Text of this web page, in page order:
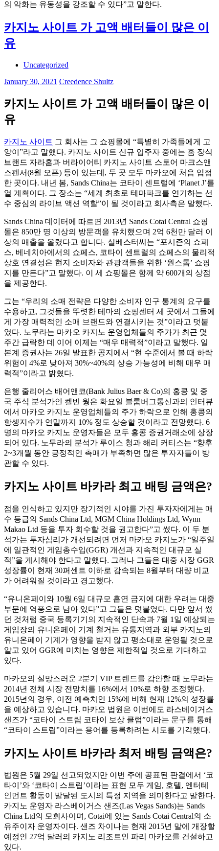
의 악화는 유동성을 강조할 수 있다”고 말한다.
카지노 사이트 가 고액 배터들이 많은 이
유
Uncategorized
January 30, 2021 Creedence Shultz
카지노 사이트 가 고액 배터들이 많은 이
유
카지노 사이트 그 회사는 그 쇼핑몰에 “특별히 가족들에게 고
양이”라고 말했다. 카지노 사이트 신규 입주자 중에는 홈 장식
브랜드 자라홈과 버라이어티 카지노 사이트 스토어 마크스앤
스펜서(8월 오픈) 등이 있는데, 두 곳 모두 마카오에 처음 입점
한 곳이다. 내년 봄, Sands China는 코타이 센트럴에 ‘Planet J’를
열 계획이다. 그 장소는 “세계 최초로 테마파크를 연기하는 선
수 중심의 라이브 액션 역할”이 될 것이라고 회사측은 말했다.
Sands China 데이터에 따르면 2013년 Sands Cotai Central 쇼핑
몰은 850만 명 이상의 방문객을 유치했으며 2억 6천만 달러 이
상의 매출을 올렸다고 합니다. 실베스터씨는 “포시즌의 쇼페
스, 베네치아에서의 쇼페스, 코타이 센트럴의 쇼페스의 물리적
상호 연결성은 현지 소비자와 관광객들을 위한 ‘원스톱’ 쇼핑
지를 만든다”고 말했다. 이 세 쇼핑몰은 함께 약 600개의 상점
을 제공한다.
그는 “우리의 소매 전략은 다양한 소비자 인구 통계의 요구를
수용하고, 그것들을 뚜렷한 테마의 쇼핑센터 세 곳에서 그들에
게 가장 매력적인 소매 브랜드와 연결시키는 것”이라고 덧붙
였다. 노무라는 마카오 카지노 운영업체들의 주가가 최근 몇
주간 급락한 데 이어 이제는 “매우 매력적”이라고 말했다. 일
본계 증권사는 26일 발표한 공지에서 “현 수준에서 볼 때 하락
위험이 4%로 낮아져 30%~40%의 상승 가능성에 비해 매우 매
력적”이라고 밝혔다.
은행 줄리어스 배어앤코(Bank Julius Baer & Co)의 홍콩 및 중
국 주식 분석가인 켈빈 웡은 화요일 블룸버그통신과의 인터뷰
에서 마카오 카지노 운영업체들의 주가 하락으로 인해 홍콩의
항셍지수가 연말까지 10% 정도 상승할 것이라고 전망했다. 6
명의 마카오 카지노 운영자들은 모두 홍콩 증권거래소에 상장
되어 있다. 노무라의 분석가 루이스 청과 해리 커티스는 “향후
2~3개월 동안 긍정적인 촉매가 부족하면 많은 투자자들이 방
관할 수 있다.
카지노 사이트 바카라 최고 배팅 금액은?
점을 인식하고 있지만 장기적인 시야를 가진 투자자에게는 매
수 등급의 Sands China Ltd, MGM China Holdings Ltd, Wynn
Makao Ltd 등을 투자 회수할 것을 권고한다”고 썼다. 이 두 분
석가는 투자심리가 개선되려면 먼저 마카오 카지노가 “일주일
에 일관적인 게임총수입(GGR) 개선과 지속적인 대규모 실
적”을 게시해야 한다고 말했다. 그러나 그들은 대중 시장 GGR
성장률이 현재 30퍼센트 이하로 감속되는 8월부터 대량 비교
가 어려워질 것이라고 경고했다.
“유니온페이와 10월 6일 대규모 흡연 금지에 대한 우려는 대중
부문에 역풍으로 남아 있다”고 그들은 덧붙였다. 다만 앞서 썼
던 것처럼 중국 등록기기의 지속적인 단속과 7월 1일 예상되는
게임장의 유니온페이 기계 철거는 유통지역과 외부 카지노의
유니온페이 기계가 영향을 받지 않고 평소대로 운영될 것으로
알고 있어 GGR에 미치는 영향은 제한적일 것으로 기대하고
있다.
마카오의 실망스러운 2분기 VIP 트렌드를 감안할 때 노무라는
2014년 전체 시장 전망치를 16%에서 10%로 하향 조정했다.
2015년의 경우, 이전 예측치인 15%에 비해 현재 12%의 성장률
을 예상하고 있습니다. 마카오 법원은 이번에도 라스베이거스
샌즈가 “코타이 스트립 코타이 보상 클럽”이라는 문구를 통해
“코타이 스트립”이라는 용어를 등록하려는 시도를 기각했다.
카지노 사이트 바카라 최저 배팅 금액은?
법원은 5월 29일 선고되었지만 이번 주에 공표된 판결에서 ‘코
타이’와 ‘코타이 스트립’이라는 표현 모두 게임, 호텔, 엔터테
인먼트 활동이 발달된 도시의 특정 지역을 의미한다고 말한다.
카지노 운영자 라스베이거스 샌즈(Las Vegas Sands)는 Sands
China Ltd의 모회사이며, Cotai에 있는 Sands Cotai Central의 소
유주이자 운영자이다. 샌즈 차이나는 현재 2015년 말에 개장할
예정인 27억 달러의 카지노 리조트인 파리 마카오를 건설하고
있다.